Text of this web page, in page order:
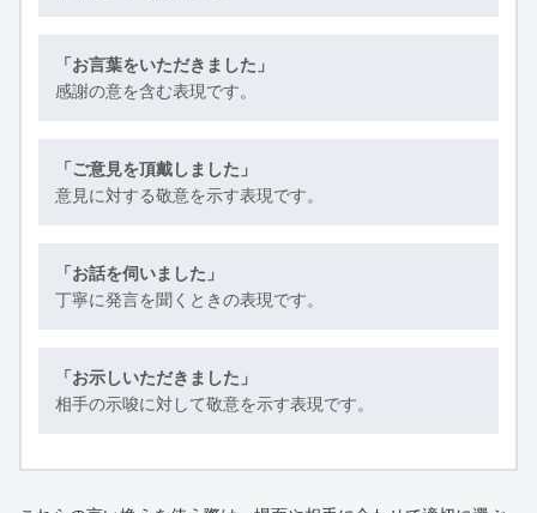
「お言葉をいただきました」
感謝の意を含む表現です。
「ご意見を頂戴しました」
意見に対する敬意を示す表現です。
「お話を伺いました」
丁寧に発言を聞くときの表現です。
「お示しいただきました」
相手の示唆に対して敬意を示す表現です。